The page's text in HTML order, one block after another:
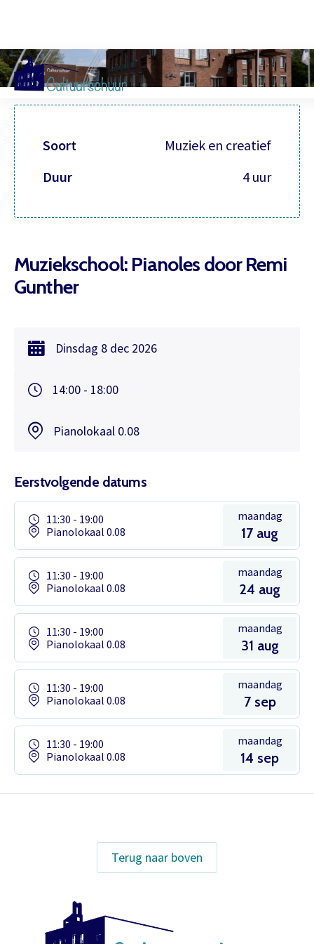
gratis toegang tot totaal 17
voorstellingen.
waardoor per voorstelling maar één
kaart gratis besteld kan worden. Bij
Muziekschool: Pianoles door Remi
Gunther
Dinsdag 8 dec 2026
14:00 - 18:00
Pianolokaal 0.08
Eerstvolgende datums
11:30 - 19:00
Pianolokaal 0.08
maandag
17 aug
11:30 - 19:00
Pianolokaal 0.08
maandag
24 aug
11:30 - 19:00
Pianolokaal 0.08
maandag
31 aug
11:30 - 19:00
Pianolokaal 0.08
maandag
7 sep
11:30 - 19:00
Pianolokaal 0.08
maandag
14 sep
Soort
Muziek en creatief
Duur
4 uur
Terug naar boven